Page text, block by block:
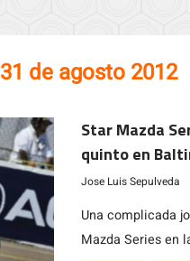
31 de agosto 2012
Star Mazda
quinto en
Jose Luis Sepulveda
Una complicada
Mazda Series en